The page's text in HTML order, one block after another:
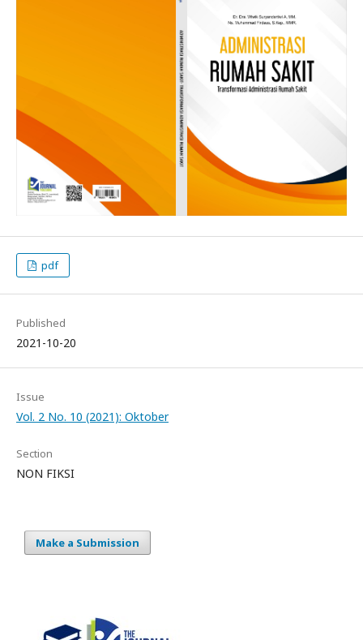
pdf
Published
2021-10-20
Issue
Vol. 2 No. 10 (2021): Oktober
Section
NON FIKSI
Make a Submission